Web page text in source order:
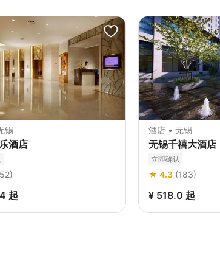
锡
酒店
起
酒店 • 无锡
无锡千禧大酒店
立即确认
★ 4.3 (183)
¥ 518.0 起